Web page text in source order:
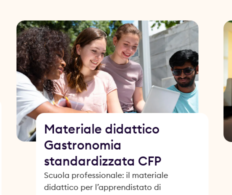
Materiale didattico
Gastronomia
standardizzata CFP
Scuola professionale: il materiale
didattico per l’apprendistato di